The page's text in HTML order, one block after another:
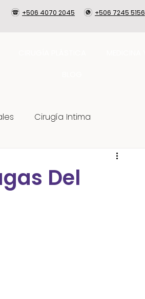
+506 4070 2045 +506 7245 5156
Cirugía Intima
Del